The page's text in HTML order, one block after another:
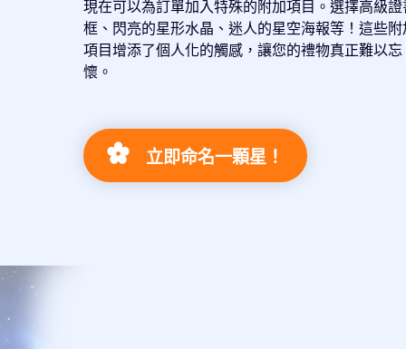
現在可以為訂單加入特殊的附加項目。選擇高級證
框、閃亮的星形水晶、迷人的星空海報等！這些附
項目增添了個人化的觸感，讓您的禮物真正難以忘
懷。
立即命名一顆星！